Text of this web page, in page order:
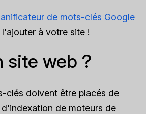
de mots-clés Google
à votre site !
site web ?
clés doivent être placés de
de moteurs de